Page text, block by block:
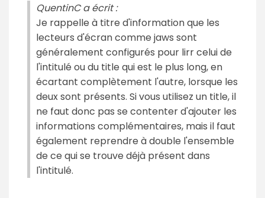
QuentinC a écrit :
Je rappelle à titre d'information que les
lecteurs d'écran comme jaws sont
généralement configurés pour lirr celui de
l'intitulé ou du title qui est le plus long, en
écartant complètement l'autre, lorsque les
deux sont présents. Si vous utilisez un title, il
ne faut donc pas se contenter d'ajouter les
informations complémentaires, mais il faut
également reprendre à double l'ensemble
de ce qui se trouve déjà présent dans
l'intitulé.